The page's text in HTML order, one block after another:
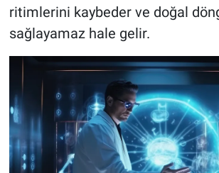
ritimlerini kaybeder ve doğal
sağlayamaz hale gelir.